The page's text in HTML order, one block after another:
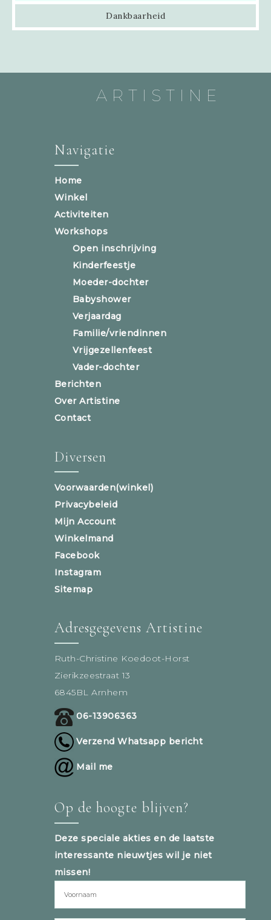
Dankbaarheid
ARTISTINE
Navigatie
Home
Winkel
Activiteiten
Workshops
Open inschrijving
Kinderfeestje
Moeder-dochter
Babyshower
Verjaardag
Familie/vriendinnen
Vrijgezellenfeest
Vader-dochter
Berichten
Over Artistine
Contact
Diversen
Voorwaarden(winkel)
Privacybeleid
Mijn Account
Winkelmand
Facebook
Instagram
Sitemap
Adresgegevens Artistine
Ruth-Christine Koedoot-Horst
Zierikzeestraat 13
6845BL Arnhem
06-13906363
Verzend Whatsapp bericht
Mail me
Op de hoogte blijven?
Deze speciale akties en de laatste
interessante nieuwtjes wil je niet
missen!